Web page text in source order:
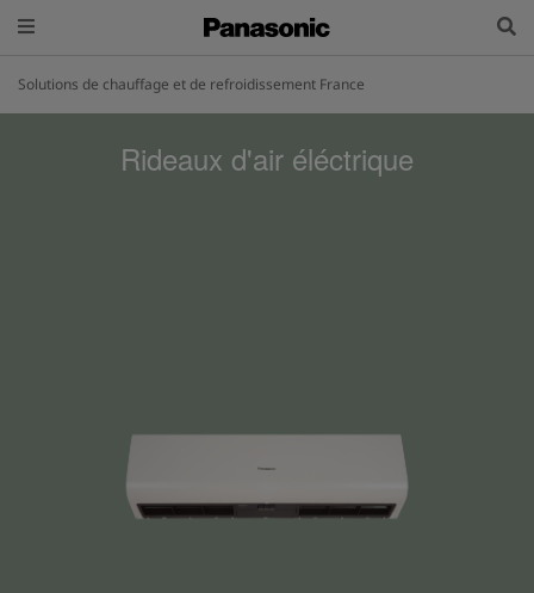
Solutions de chauffage et de refroidissement France
Rideaux d'air éléctrique